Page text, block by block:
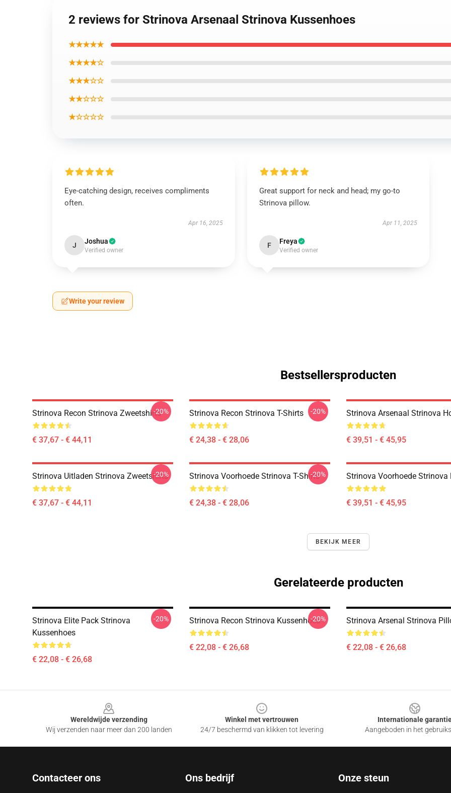
2 reviews for Strinova Arsenaal Strinova Kussenhoes
★★★★★
★★★★☆
★★★☆☆
★★☆☆☆
★☆☆☆☆
Eye-catching design, receives compliments
often.
Apr 16, 2025
J Joshua
Verified owner
Great support for neck and head; my go-to
Strinova pillow.
Apr 11, 2025
F Freya
Verified owner
Write your review
Bestsellersproducten
Strinova Recon Strinova Zweetshirts
€ 37,67 - € 44,11
-20% Strinova Recon Strinova T-Shirts
€ 24,38 - € 28,06
-20% Strinova Arsenaal Strinova
€ 39,51 - € 45,95
Strinova Uitladen Strinova Zweetshirts
€ 37,67 - € 44,11
-20% Strinova Voorhoede Strinova T-Shirts
€ 24,38 - € 28,06
-20% Strinova Voorhoede Strinova
€ 39,51 - € 45,95
BEKIJK MEER
Gerelateerde producten
Strinova Elite Pack Strinova
Kussenhoes
€ 22,08 - € 26,68
-20% Strinova Recon Strinova Kussenhoes
€ 22,08 - € 26,68
-20% Strinova Arsenal Strinova
€ 22,08 - € 26,68
Wereldwijde verzending
Wij verzenden naar meer dan 200 landen
Winkel met vertrouwen
24/7 beschermd van klikken tot levering
Internationale
Aangeboden in het
Contacteer ons Ons bedrijf Onze steun